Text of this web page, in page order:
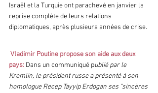
Israël et la Turquie ont parachevé en janvier la
reprise complète de leurs relations
diplomatiques, après plusieurs années de crise.
pays: Dans un communiqué publié par le
Kremlin, le président russe a présenté à son
homologue Recep Tayyip Erdogan ses "sincères